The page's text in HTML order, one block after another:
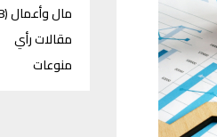
مال وأعمال(3٬498)
مقالات رأي
منوعات